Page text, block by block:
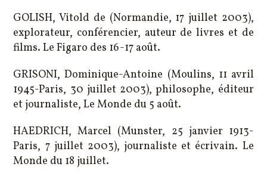
GOLISH, Vitold de (Normandie, 17 juillet 2003),
explorateur, conférencier, auteur de livres et de
films. Le Figaro des 16-17 août.
GRISONI, Dominique-Antoine (Moulins, 11 avril
1945-Paris, 30 juillet 2003), philosophe, éditeur
et journaliste, Le Monde du 5 août.
HAEDRICH, Marcel (Munster, 25 janvier 1913-
Paris, 7 juillet 2003), journaliste et écrivain. Le
Monde du 18 juillet.